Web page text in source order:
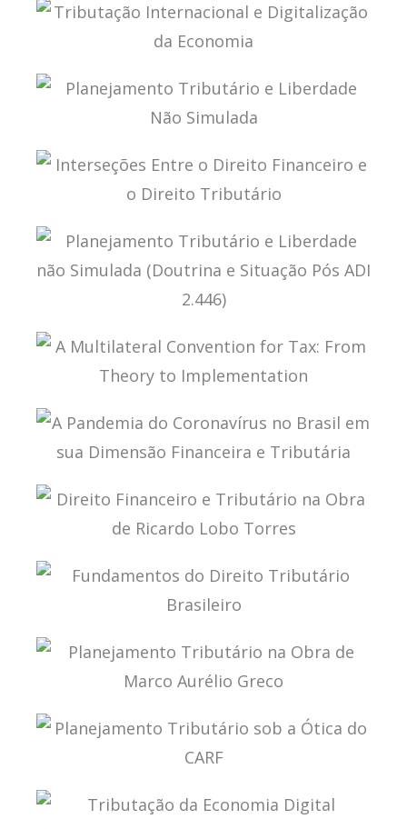
CONTABILIDADE, IFRS E TRIBUTAÇÃO
TRIBUTAÇÃO INTERNACIONAL E DIGITALIZAÇÃO
DA ECONOMIA
PLANEJAMENTO TRIBUTÁRIO E LIBERDADE NÃO
SIMULADA
INTERSEÇÕES ENTRE O DIREITO FINANCEIRO E O
DIREITO TRIBUTÁRIO
PLANEJAMENTO TRIBUTÁRIO E LIBERDADE NÃO
SIMULADA (DOUTRINA E SITUAÇÃO PÓS ADI
A MULTILATERAL CONVENTION FOR TAX: FROM
THEORY TO IMPLEMENTATION
A PANDEMIA DO CORONAVÍRUS NO BRASIL EM
SUA DIMENSÃO FINANCEIRA E TRIBUTÁRIA
DIREITO FINANCEIRO E TRIBUTÁRIO NA OBRA DE
RICARDO LOBO TORRES
FUNDAMENTOS DO DIREITO TRIBUTÁRIO
BRASILEIRO
PLANEJAMENTO TRIBUTÁRIO NA OBRA DE
MARCO AURÉLIO GRECO
PLANEJAMENTO TRIBUTÁRIO SOB A ÓTICA DO